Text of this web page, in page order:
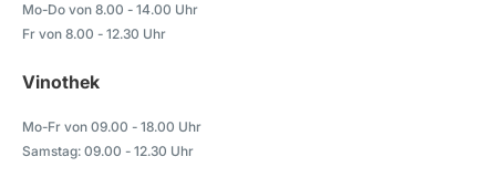
Mo-Do von 8.00 - 14.00 Uhr
Fr von 8.00 - 12.30 Uhr
Vinothek
Mo-Fr von 09.00 - 18.00 Uhr
Samstag: 09.00 - 12.30 Uhr